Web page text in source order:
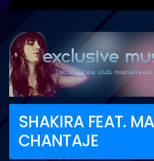
SHAKIRA FEAT.
CHANTAJE